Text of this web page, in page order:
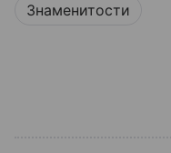
Знаменитости